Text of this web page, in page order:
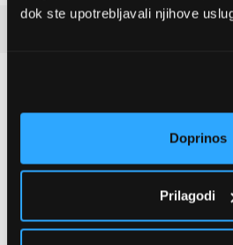
dok ste upotrebljavali njihove
Doprinos
Prilagodi